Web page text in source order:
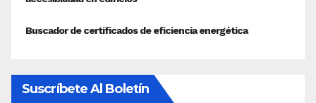
Suscríbete Al Boletín